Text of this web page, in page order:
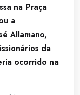
na Praça
a
Allamano,
da
ocorrido na